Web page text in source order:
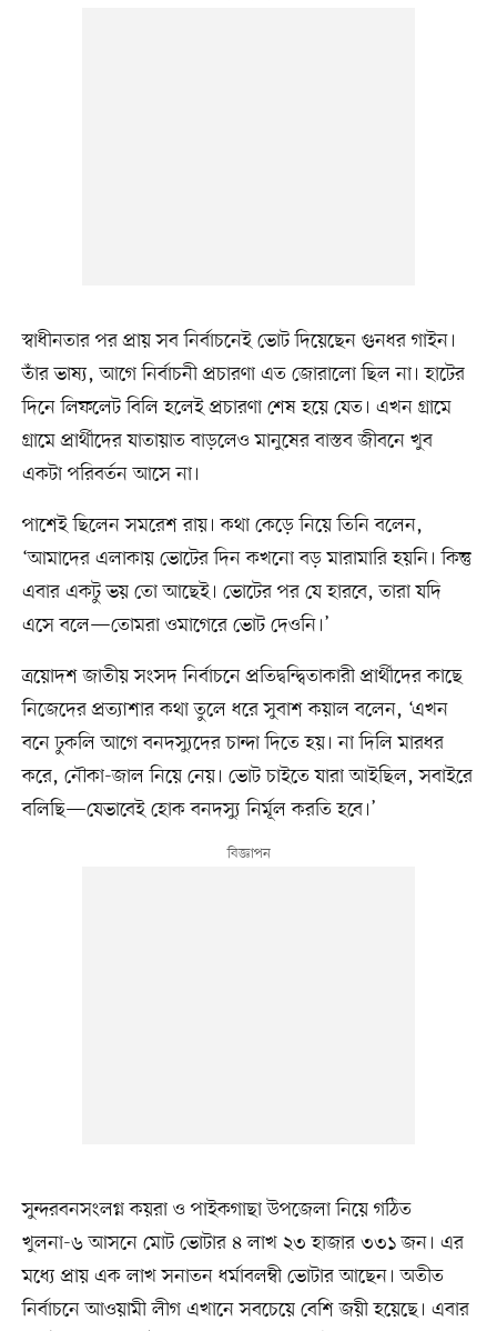
স্বাধীনতার পর প্রায় সব নির্বাচনেই ভোট দিয়েছেন গুনধর গাইন।
তাঁর ভাষ্য, আগে নির্বাচনী প্রচারণা এত জোরালো ছিল না। হাটের
দিনে লিফলেট বিলি হলেই প্রচারণা শেষ হয়ে যেত। এখন গ্রামে
গ্রামে প্রার্থীদের যাতায়াত বাড়লেও মানুষের বাস্তব জীবনে খুব
একটা পরিবর্তন আসে না।
পাশেই ছিলেন সমরেশ রায়। কথা কেড়ে নিয়ে তিনি বলেন,
‘আমাদের এলাকায় ভোটের দিন কখনো বড় মারামারি হয়নি। কিন্তু
এবার একটু ভয় তো আছেই। ভোটের পর যে হারবে, তারা যদি
এসে বলে—তোমরা ওমাগেরে ভোট দেওনি।’
ত্রয়োদশ জাতীয় সংসদ নির্বাচনে প্রতিদ্বন্দ্বিতাকারী প্রার্থীদের কাছে
নিজেদের প্রত্যাশার কথা তুলে ধরে সুবাশ কয়াল বলেন, ‘এখন
বনে ঢুকলি আগে বনদস্যুদের চান্দা দিতে হয়। না দিলি মারধর
করে, নৌকা-জাল নিয়ে নেয়। ভোট চাইতে যারা আইছিল, সবাইরে
বলিছি—যেভাবেই হোক বনদস্যু নির্মূল করতি হবে।’
সুন্দরবনসংলগ্ন কয়রা ও পাইকগাছা উপজেলা নিয়ে গঠিত
খুলনা-৬ আসনে মোট ভোটার ৪ লাখ ২৩ হাজার ৩৩১ জন। এর
মধ্যে প্রায় এক লাখ সনাতন ধর্মাবলম্বী ভোটার আছেন। অতীত
নির্বাচনে আওয়ামী লীগ এখানে সবচেয়ে বেশি জয়ী হয়েছে। এবার